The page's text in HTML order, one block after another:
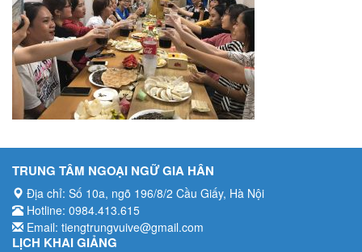
TRUNG TÂM NGOẠI NGỮ GIA HÂN
Địa chỉ: Số 10a, ngõ 196/8/2 Cầu Giấy, Hà Nội
Hotline: 0984.413.615
Email: tiengtrungvuive@gmail.com
LỊCH KHAI GIẢNG